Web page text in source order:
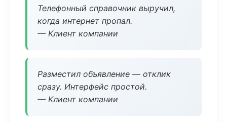
Телефонный справочник выручил,
когда интернет пропал.
— Клиент компании
Разместил объявление — отклик
сразу. Интерфейс простой.
— Клиент компании